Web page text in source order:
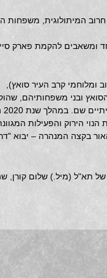
המיתולוגית,
מאמץ מיוחד ומשאבים
ומלוחמי קרב העיר סואץ),
להקמת פארק סיירת חרוב על הגבעה.
הנוי הירוק והפעילות
בקצה המנהרה – יבוא
של תא"ל (מיל.) שלום